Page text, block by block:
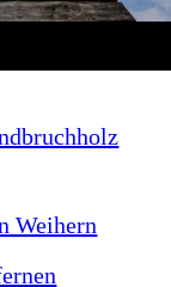
Weihern